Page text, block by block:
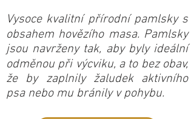
Vysoce kvalitní přírodní pamlsky s
obsahem hovězího masa. Pamlsky
jsou navrženy tak, aby byly ideální
odměnou při výcviku, a to bez obav,
že by zaplnily žaludek aktivního
psa nebo mu bránily v pohybu.